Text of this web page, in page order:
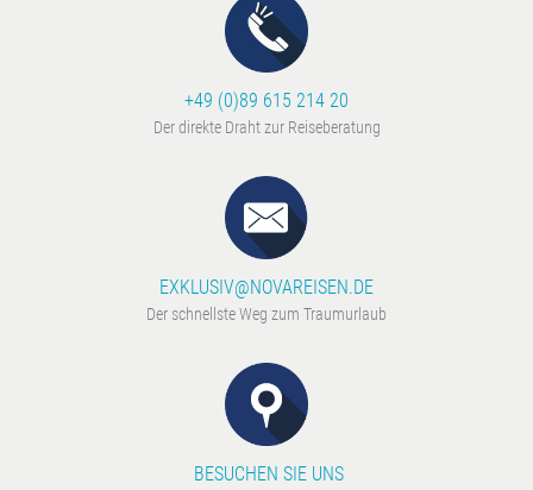
+49 (0)89 615 214 20
Der direkte Draht zur Reiseberatung
EXKLUSIV@NOVAREISEN.DE
Der schnellste Weg zum Traumurlaub
BESUCHEN SIE UNS